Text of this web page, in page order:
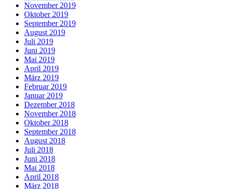
November 2019
Oktober 2019
September 2019
August 2019
Juli 2019
Juni 2019
Mai 2019
April 2019
März 2019
Februar 2019
Januar 2019
Dezember 2018
November 2018
Oktober 2018
September 2018
August 2018
Juli 2018
Juni 2018
Mai 2018
April 2018
März 2018